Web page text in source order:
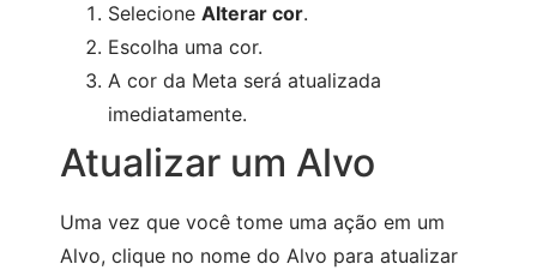
Selecione Alterar cor.
Escolha uma cor.
A cor da Meta será atualizada
imediatamente.
Atualizar um Alvo
Uma vez que você tome uma ação em um
Alvo, clique no nome do Alvo para atualizar